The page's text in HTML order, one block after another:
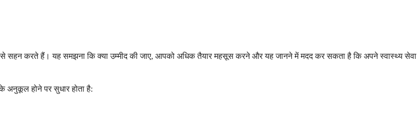
सहन करते हैं। यह समझना कि क्या उम्मीद की जाए, आपको अधिक तैयार महसूस करने और यह जानने में मदद कर सकता है कि अपने स्वास्थ्य सेवा
होने पर सुधार होता है: